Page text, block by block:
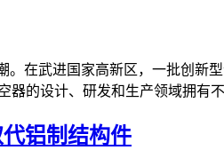
在武进国家高新区，一批创新
器的设计、研发和生产领域拥有
铝制结构件